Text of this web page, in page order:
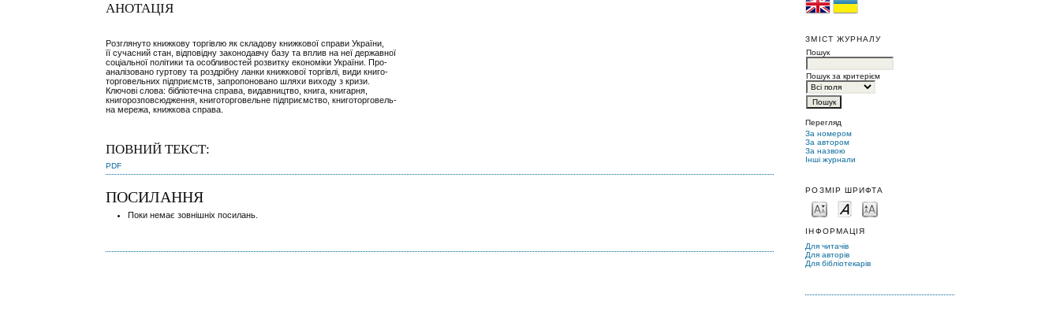
ЗМІСТ ЖУРНАЛУ
Пошук
Пошук за критерієм
Перегляд
За номером
За автором
За назвою
Інші журнали
РОЗМІР ШРИФТА
ІНФОРМАЦІЯ
Для читачів
Для авторів
Для бібліотекарів
АНОТАЦІЯ
Розглянуто книжкову торгівлю як складову книжкової справи України,
її сучасний стан, відповідну законодавчу базу та вплив на неї державної
соціальної політики та особливостей розвитку економіки України. Про-
аналізовано гуртову та роздрібну ланки книжкової торгівлі, види книго-
торговельних підприємств, запропоновано шляхи виходу з кризи.
Ключові слова: бібліотечна справа, видавництво, книга, книгарня,
книгорозповсюдження, книготорговельне підприємство, книготорговель-
на мережа, книжкова справа.
ПОВНИЙ ТЕКСТ:
PDF
ПОСИЛАННЯ
Поки немає зовнішніх посилань.